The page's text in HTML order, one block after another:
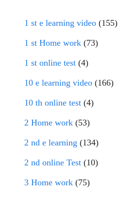
1 st e learning video (155)
1 st Home work (73)
1 st online test (4)
10 e learning video (166)
10 th online test (4)
2 Home work (53)
2 nd e learning (134)
2 nd online Test (10)
3 Home work (75)